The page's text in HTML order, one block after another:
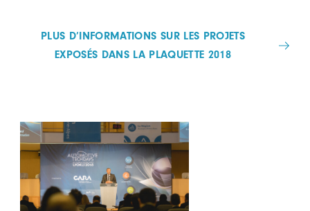
PLUS D’INFORMATIONS SUR LES PROJETS
EXPOSÉS DANS LA PLAQUETTE 2018